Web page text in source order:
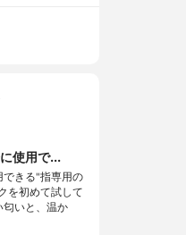
使用で...
できる"指専用の
を初めて試して
匂いと、温か